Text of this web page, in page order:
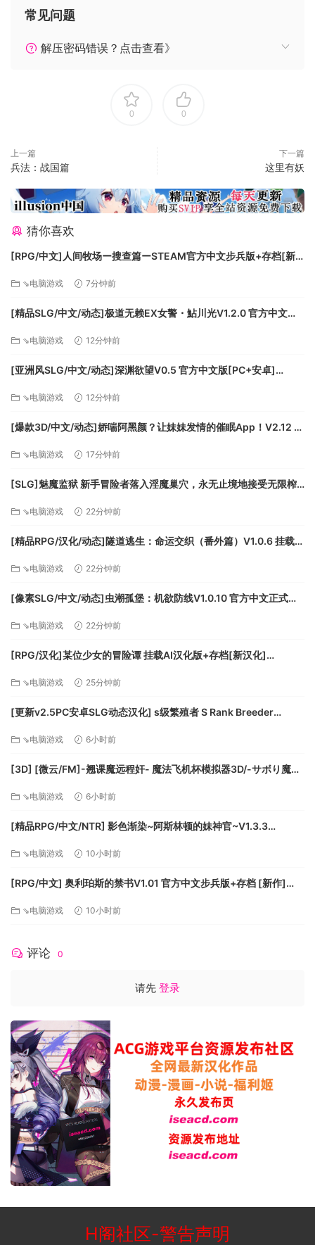
通过逃往救生艇，甚至是独自一人被困在水里，只要有机会生
存下来并艰苦奋斗，就能够重返巅峰。
战斗是有策略性和残酷的。每一场都是激烈的战斗，每次都在
失败的边缘游走。你克服困难的唯一机会就是利用你可以发挥
数十种不同的武器和可以升级使用的各种船只种类。通过捕获
敌人完整的船只来自定义你的外观。信任你的船员来获得经验
值和特征，帮助你比敌人更有优势。
探索因你的行动而影响的幻想世界。成为一名海盗或者成为一
出决定来建立盟友或敌人，他们会回来帮助你或找你报仇。
玩多样的故事，包括推翻克苏鲁风格邪教的主线故事，一个关
于重建你的祖先遗产的自由模式，以及一个更短的故事，例如
一个父亲的孩子，，提升等级直到获得终极武器：库拉肯。
常见问题
解压密码错误？点击查看》
0 0
上一篇
兵法：战国篇
下一篇
这里有妖
猜你喜欢
[RPG/中文]人间牧场ー搜查篇ーSTEAM官方中文步兵版+存档[新
⇘电脑游戏 7分钟前
[精品SLG/中文/动态]极道无赖EX女警・鮎川光V1.2.0 官方中文版
⇘电脑游戏 12分钟前
[亚洲风SLG/中文/动态]深渊欲望V0.5 官方中文版[PC+安卓]
⇘电脑游戏 12分钟前
[爆款3D/中文/动态]娇喘阿黑颜？让妹妹发情的催眠App！V2.12 官
⇘电脑游戏 17分钟前
[SLG]魅魔监狱 新手冒险者落入淫魔巢穴，永无止境地接受无限榨
⇘电脑游戏 22分钟前
[精品RPG/汉化/动态]隧道逃生：命运交织（番外篇）V1.0.6 挂载AI
⇘电脑游戏 22分钟前
[像素SLG/中文/动态]虫潮孤堡：机欲防线V1.0.10 官方中文正式步
⇘电脑游戏 22分钟前
[RPG/汉化]某位少女的冒险谭 挂载AI汉化版+存档[新汉化]
⇘电脑游戏 25分钟前
[更新v2.5PC安卓SLG动态汉化] s级繁殖者 S Rank Breeder
⇘电脑游戏 6小时前
[3D] [微云/FM]-翘课魔远程奸- 魔法飞机杯模拟器3D/-サボり魔遠
⇘电脑游戏 6小时前
[精品RPG/中文/NTR] 影色渐染~阿斯林顿的妹神官~V1.3.3
[FM/7.5G/百度]
⇘电脑游戏 10小时前
[RPG/中文] 奥利珀斯的禁书V1.01 官方中文步兵版+存档 [新作]
⇘电脑游戏 10小时前
评论 0
请先 登录
H阁社区-警告声明